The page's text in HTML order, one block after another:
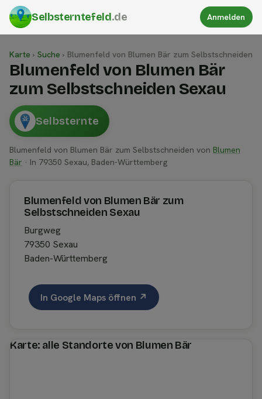
Selbsterntefeld.de Anmelden
Karte › Suche › Blumenfeld von Blumen Bär zum Selbstschneiden
Blumenfeld von Blumen Bär
zum Selbstschneiden Sexau
Selbsternte
Blumenfeld von Blumen Bär zum Selbstschneiden von Blumen
Bär · In 79350 Sexau, Baden-Württemberg
Blumenfeld von Blumen Bär zum
Selbstschneiden Sexau
Burgweg
79350 Sexau
Baden-Württemberg
In Google Maps öffnen ↗
Karte: alle Standorte von Blumen Bär